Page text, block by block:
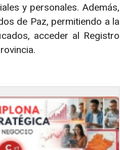
y personales. Además,
de Paz, permitiendo a la
acceder al Registro